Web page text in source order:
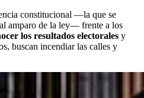
constitucional —la que se
amparo de la ley— frente a los
los resultados electorales y
buscan incendiar las calles y